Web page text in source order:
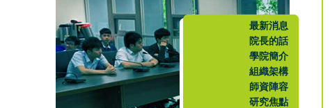
最新消息
院長的話
學院簡介
組織架構
師資陣容
研究焦點